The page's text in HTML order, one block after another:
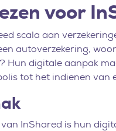
voor
scala aan
autoverzekering,
Hun digitale aanpak
tot het indienen van
InShared is hun